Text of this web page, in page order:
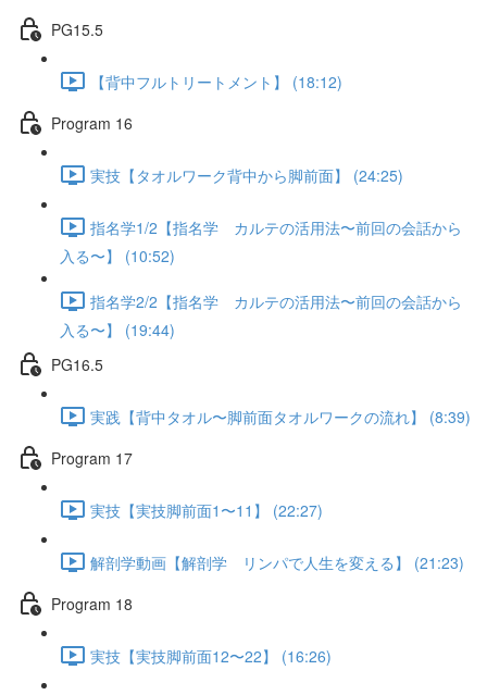
PG15.5
【背中フルトリートメント】 (18:12)
Program 16
実技【タオルワーク背中から脚前面】 (24:25)
指名学1/2【指名学 カルテの活用法〜前回の会話から
入る〜】 (10:52)
指名学2/2【指名学 カルテの活用法〜前回の会話から
入る〜】 (19:44)
PG16.5
実践【背中タオル〜脚前面タオルワークの流れ】 (8:39)
Program 17
実技【実技脚前面1〜11】 (22:27)
解剖学動画【解剖学 リンパで人生を変える】 (21:23)
Program 18
実技【実技脚前面12〜22】 (16:26)